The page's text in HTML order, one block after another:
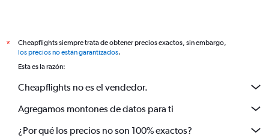
*
Cheapflights siempre trata de obtener precios exactos, sin embargo,
los precios no están garantizados.
Esta es la razón:
Cheapflights no es el vendedor.
Agregamos montones de datos para ti
¿Por qué los precios no son 100% exactos?